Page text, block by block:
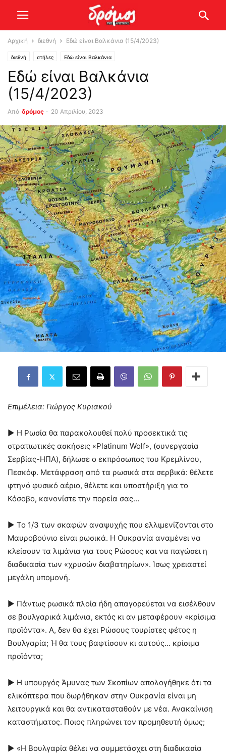
Αρχική διεθνή Εδώ είναι Βαλκάνια (15/4/2023)
διεθνή στήλες Εδώ είναι Βαλκάνια
Εδώ είναι Βαλκάνια
(15/4/2023)
Από δρόμος - 20 Απριλίου, 2023
Επιμέλεια: Γιώργος Κυριακού
► Η Ρωσία θα παρακολουθεί πολύ προσεκτικά τις
στρατιωτικές ασκήσεις «Platinum Wolf», (συνεργασία
Σερβίας-ΗΠΑ), δήλωσε ο εκπρόσωπος του Κρεμλίνου,
Πεσκόφ. Μετάφραση από τα ρωσικά στα σερβικά: θέλετε
φτηνό φυσικό αέριο, θέλετε και υποστήριξη για το
Κόσοβο, κανονίστε την πορεία σας…
► Το 1/3 των σκαφών αναψυχής που ελλιμενίζονται στο
Μαυροβούνιο είναι ρωσικά. Η Ουκρανία αναμένει να
κλείσουν τα λιμάνια για τους Ρώσους και να παγώσει η
διαδικασία των «χρυσών διαβατηρίων». Ίσως χρειαστεί
μεγάλη υπομονή.
► Πάντως ρωσικά πλοία ήδη απαγορεύεται να εισέλθουν
σε βουλγαρικά λιμάνια, εκτός κι αν μεταφέρουν «κρίσιμα
προϊόντα». Α, δεν θα έχει Ρώσους τουρίστες φέτος η
Βουλγαρία; Ή θα τους βαφτίσουν κι αυτούς… κρίσιμα
προϊόντα;
► Η υπουργός Άμυνας των Σκοπίων απολογήθηκε ότι τα
ελικόπτερα που δωρήθηκαν στην Ουκρανία είναι μη
λειτουργικά και θα αντικατασταθούν με νέα. Ανακαίνιση
καταστήματος. Ποιος πληρώνει τον προμηθευτή όμως;
► «Η Βουλγαρία θέλει να συμμετάσχει στη διαδικασία